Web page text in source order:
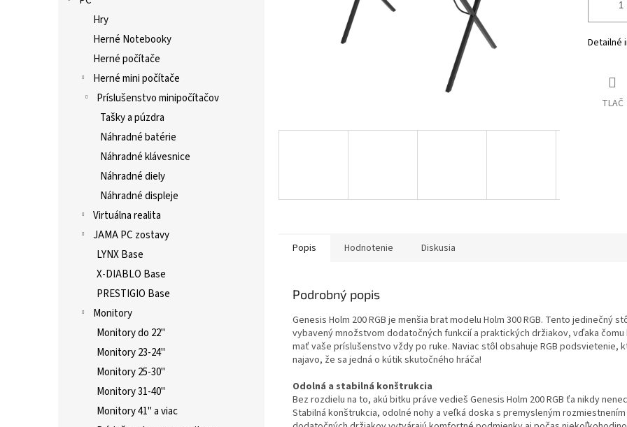
Hry
Herné Notebooky
Herné počítače
Herné mini počítače
Príslušenstvo minipočítačov
Tašky a púzdra
Náhradné batérie
Náhradné klávesnice
Náhradné diely
Náhradné displeje
Virtuálna realita
JAMA PC zostavy
LYNX Base
X-DIABLO Base
PRESTIGIO Base
Monitory
Monitory do 22"
Monitory 23-24"
Monitory 25-30"
Monitory 31-40"
Monitory 41" a viac
Detailné
TLAČ
Popis Hodnotenie Diskusia
Podrobný popis
Genesis Holm 200 RGB je menšia brat modelu Holm 300 RGB. Tento jedinečný
vybavený množstvom dodatočných funkcií a praktických držiakov, vďaka
mať vaše príslušenstvo vždy po ruke. Naviac stôl obsahuje RGB podsvietenie,
najavo, že sa jedná o kútik skutočného hráča!
Odolná a stabilná konštrukcia
Bez rozdielu na to, akú bitku práve vedieš Genesis Holm 200 RGB ťa nikdy
Stabilná konštrukcia, odolné nohy a veľká doska s premysleným rozmiestnením